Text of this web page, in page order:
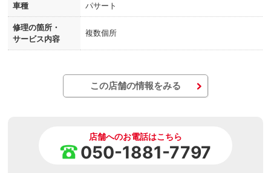
車種 パサート
修理の箇所・
サービス内容
複数個所
この店舗の情報をみる
店舗へのお電話はこちら
050-1881-7797